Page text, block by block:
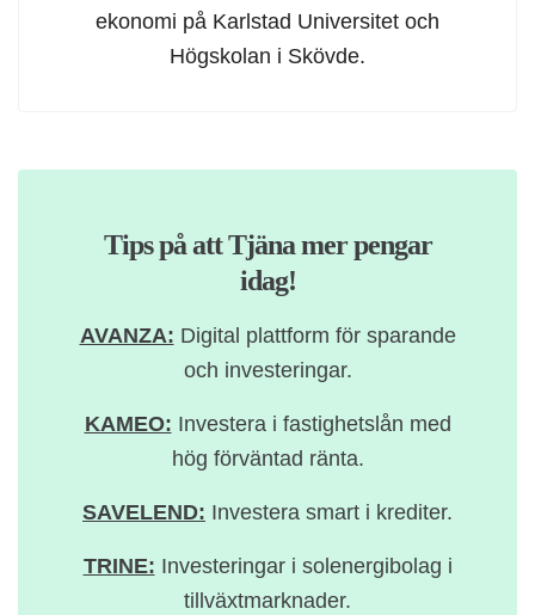
ekonomi på Karlstad Universitet och
Högskolan i Skövde.
Tips på att Tjäna mer pengar
idag!
AVANZA: Digital plattform för sparande
och investeringar.
KAMEO: Investera i fastighetslån med
hög förväntad ränta.
SAVELEND: Investera smart i krediter.
TRINE: Investeringar i solenergibolag i
tillväxtmarknader.